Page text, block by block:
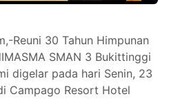
Reuni 30 Tahun Himpunan
SMAN 3 Bukittinggi
digelar pada hari Senin, 23
Campago Resort Hotel